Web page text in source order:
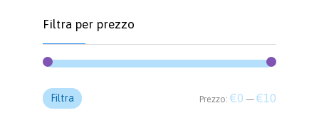
Filtra per prezzo
Filtra Prezzo: €0 — €10